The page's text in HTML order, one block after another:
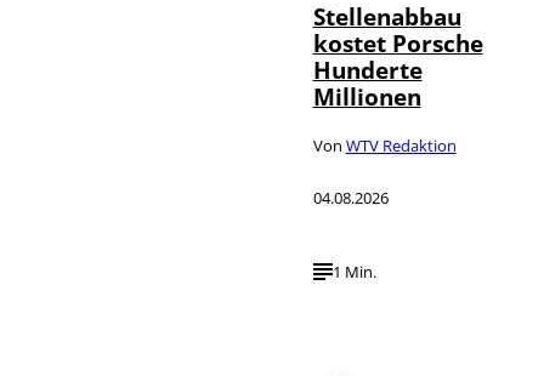
Stellenabbau
kostet Porsche
Hunderte
Millionen
Von WTV Redaktion
04.08.2026
1 Min.